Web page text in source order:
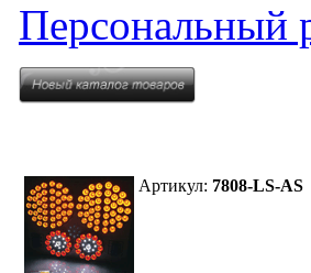
Персональный
Артикул: 7808-LS-AS